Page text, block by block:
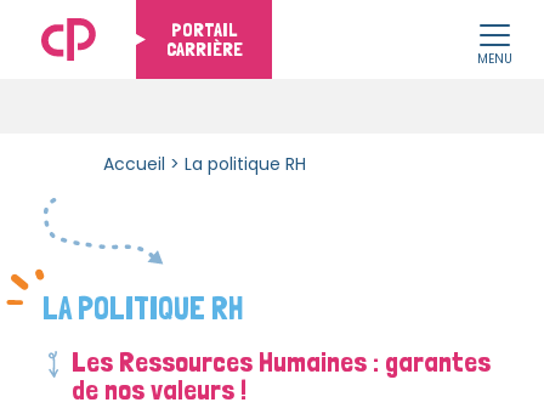
PORTAIL
CARRIÈRE
MENU
Accueil > La politique RH
LA POLITIQUE RH
Les Ressources Humaines : garantes
de nos valeurs !